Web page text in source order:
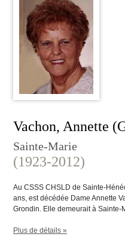
Vachon, Annette
Sainte-Marie
(1923-2012)
Au CSSS CHSLD de Sainte-
ans, est décédée Dame Annette
Grondin. Elle demeurait à Sainte-
Plus de détails »